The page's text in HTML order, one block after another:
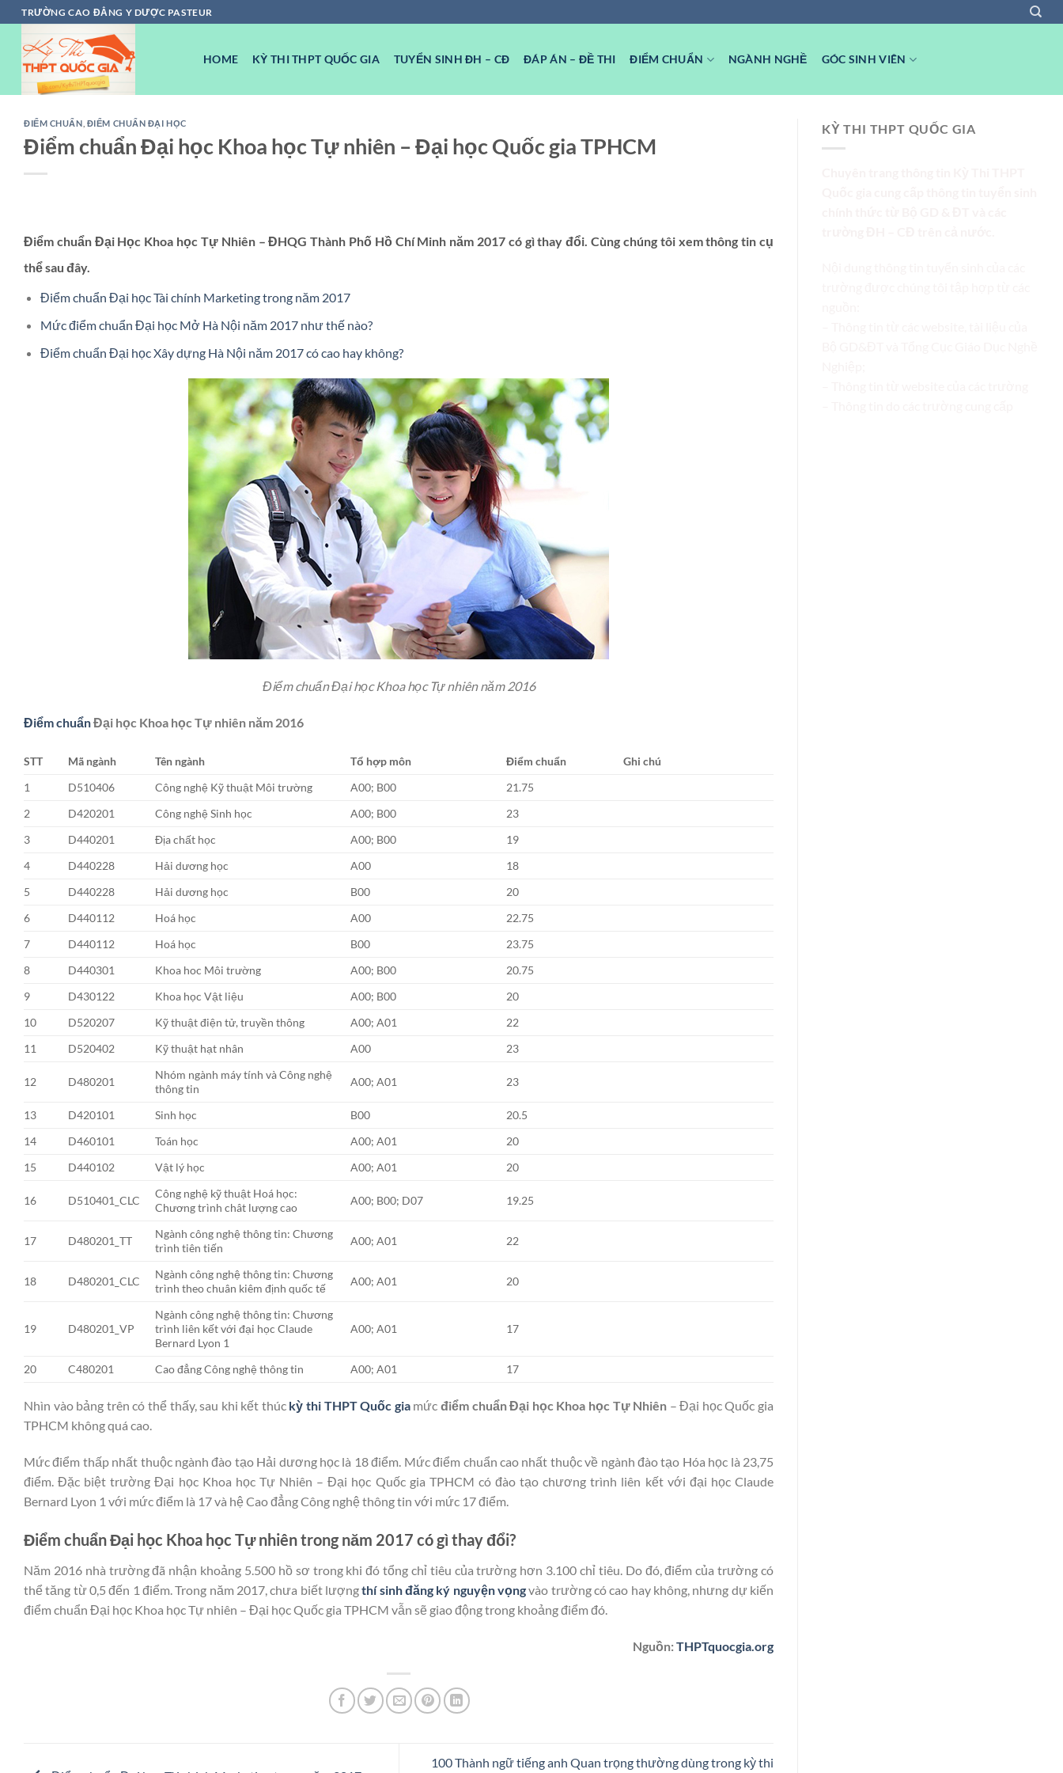
Chuyển
đến
dung
TRƯỜNG CAO ĐẲNG Y DƯỢC PASTEUR
HOME KỲ THI THPT QUỐC GIA TUYỂN SINH ĐH – CĐ ĐÁP ÁN – ĐỀ THI ĐIỂM CHUẨN NGÀNH NGHỀ GÓC SINH VIÊN
ĐIỂM CHUẨN ĐIỂM CHUẨN ĐẠI HỌC
Điểm chuẩn Đại học Khoa học Tự nhiên – Đại học Quốc gia TPHCM
Điểm chuẩn Đại Học Khoa học Tự Nhiên – ĐHQG Thành Phố Hồ Chí Minh năm 2017 có gì thay đổi. Cùng chúng tôi xem thông tin cụ
thể sau đây.
Điểm chuẩn Đại học Tài chính Marketing trong năm 2017
Mức điểm chuẩn Đại học Mở Hà Nội năm 2017 như thế nào?
Điểm chuẩn Đại học Xây dựng Hà Nội năm 2017 có cao hay không?
Điểm chuẩn Đại học Khoa học Tự nhiên năm 2016
Điểm chuẩnĐại học Khoa học Tự nhiên năm 2016
STT Mã ngành Tên ngành Tổ hợp môn Điểm chuẩn
Ghi chú
1
D510406 Công nghệ Kỹ thuật Môi trường A00; B00
21.75
2
D420201 Công nghệ Sinh học A00; B00
23
3
D440201 Địa chất học A00; B00
19
4
D440228 Hải dương học A00
18
5
D440228 Hải dương học B00
20
6
D440112 Hoá học A00
22.75
7
D440112 Hoá học B00
23.75
8
D440301 Khoa hoc Môi trường A00; B00
20.75
9
D430122 Khoa học Vật liệu A00; B00
20
10
D520207 Kỹ thuật điện tử, truyền thông A00; A01
22
11
D520402 Kỹ thuật hạt nhân A00 23
12 D480201
Nhóm ngành máy tính và Công nghệ
thông tin
A00; A01 23
13 D420101 Sinh học B00
20.5
14
D460101 Toán học A00; A01
20
15
D440102 Vật lý học A00; A01 20
16 D510401_CLC
Công nghệ kỹ thuật Hoá học:
Chương trình chât lượng cao
A00; B00; D07 19.25
17 D480201_TT
Ngành công nghệ thông tin: Chương
trình tiên tiến
A00; A01 22
18 D480201_CLC
Ngành công nghệ thông tin: Chương
trình theo chuân kiêm định quốc tế
A00; A01 20
19 D480201_VP
Ngành công nghệ thông tin: Chương
trình liên kết với đại học Claude
Bernard Lyon 1
A00; A01 17
20 C480201 Cao đẳng Công nghệ thông tin A00; A01 17
Nhìn vào bảng trên có thể thấy, sau khi kết thúc kỳ thi THPT Quốc giamức điểm chuẩn Đại học Khoa học Tự Nhiên – Đại học Quốc gia
TPHCM không quá cao.
Mức điểm thấp nhất thuộc ngành đào tạo Hải dương học là 18 điểm. Mức điểm chuẩn cao nhất thuộc về ngành đào tạo Hóa học là 23,75
điểm. Đặc biệt trường Đại học Khoa học Tự Nhiên – Đại học Quốc gia TPHCM có đào tạo chương trình liên kết với đại học Claude
Bernard Lyon 1 với mức điểm là 17 và hệ Cao đẳng Công nghệ thông tin với mức 17 điểm.
Điểm chuẩn Đại học Khoa học Tự nhiên trong năm 2017 có gì thay đổi?
Năm 2016 nhà trường đã nhận khoảng 5.500 hồ sơ trong khi đó tổng chỉ tiêu của trường hơn 3.100 chỉ tiêu. Do đó, điểm của trường có
thể tăng từ 0,5 đến 1 điểm. Trong năm 2017, chưa biết lượngthí sinh đăng ký nguyện vọngvào trường có cao hay không, nhưng dự kiến
điểm chuẩn Đại học Khoa học Tự nhiên – Đại học Quốc gia TPHCM vẫn sẽ giao động trong khoảng điểm đó.
Nguồn:THPTquocgia.org
100 Thành ngữ tiếng anh Quan trọng thường dùng trong kỳ thi
KỲ THI THPT QUỐC GIA